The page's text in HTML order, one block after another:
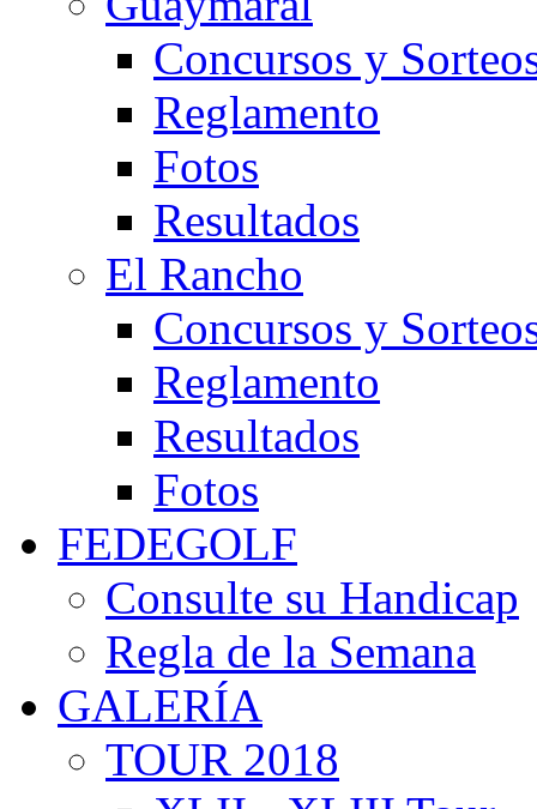
Concursos y
Reglamento
Fotos
Resultados
El Rancho
Concursos y
Reglamento
Resultados
Fotos
FEDEGOLF
Consulte su Handicap
Regla de la Semana
GALERÍA
TOUR 2018